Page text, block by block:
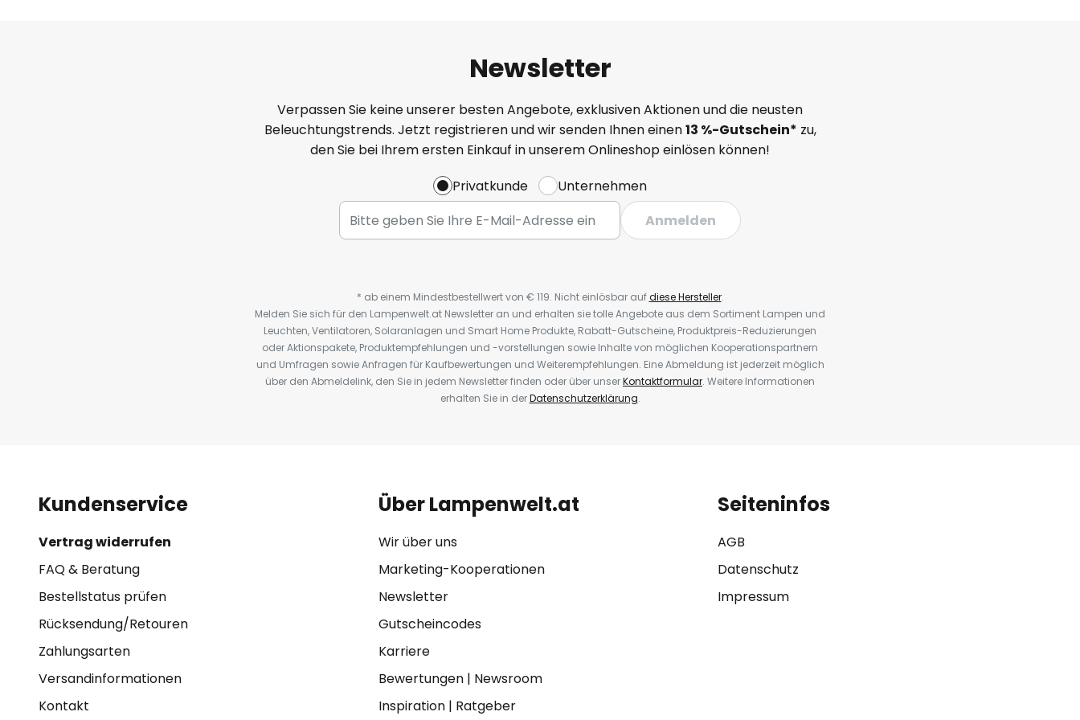
Newsletter
Verpassen Sie keine unserer besten Angebote, exklusiven Aktionen und die neusten
Beleuchtungstrends. Jetzt registrieren und wir senden Ihnen einen13 %-Gutschein* zu,
den Sie bei Ihrem ersten Einkauf in unserem Onlineshop einlösen können!
Privatkunde
Unternehmen
Anmelden
* ab einem Mindestbestellwert von € 119. Nicht einlösbar aufdiese Hersteller.
Melden Sie sich für den Lampenwelt.at Newsletter an und erhalten sie tolle Angebote aus dem Sortiment Lampen und
Leuchten, Ventilatoren, Solaranlagen und Smart Home Produkte, Rabatt-Gutscheine, Produktpreis-Reduzierungen
oder Aktionspakete, Produktempfehlungen und -vorstellungen sowie Inhalte von möglichen Kooperationspartnern
und Umfragen sowie Anfragen für Kaufbewertungen und Weiterempfehlungen. Eine Abmeldung ist jederzeit möglich
über den Abmeldelink, den Sie in jedem Newsletter finden oder über unserKontaktformular. Weitere Informationen
erhalten Sie in derDatenschutzerklärung.
Kundenservice
Vertrag widerrufen
FAQ & Beratung
Bestellstatus prüfen
Rücksendung/Retouren
Zahlungsarten
Versandinformationen
Kontakt
Über Lampenwelt.at
Wir über uns
Marketing-Kooperationen
Newsletter
Gutscheincodes
Karriere
Bewertungen| Newsroom
Inspiration| Ratgeber
Seiteninfos
AGB
Datenschutz
Impressum